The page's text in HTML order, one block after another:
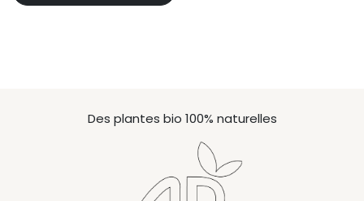
Des plantes bio 100% naturelles